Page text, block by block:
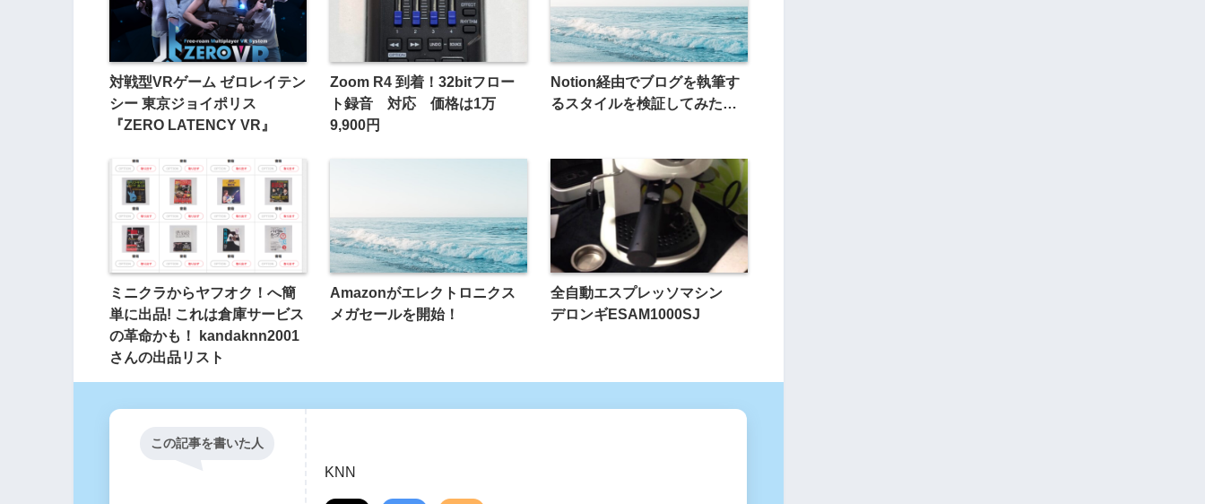
対戦型VRゲーム ゼロレイテン
シー 東京ジョイポリス
『ZERO LATENCY VR』
Zoom R4 到着！32bitフロー
ト録音 対応 価格は1万
9,900円
Notion経由でブログを執筆す
るスタイルを検証してみた…
ミニクラからヤフオク！へ簡
単に出品! これは倉庫サービス
の革命かも！ kandaknn2001
さんの出品リスト
Amazonがエレクトロニクス
メガセールを開始！
全自動エスプレッソマシン
デロンギESAM1000SJ
この記事を書いた人
KNN